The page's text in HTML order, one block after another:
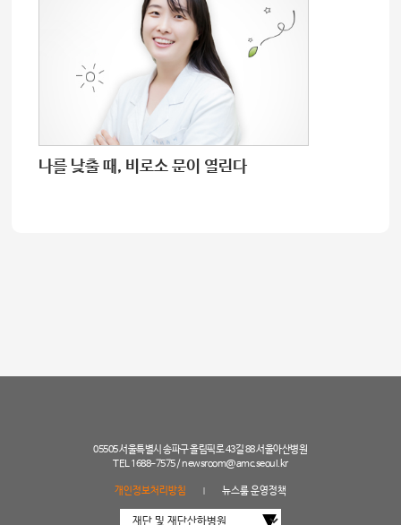
나를 낮출 때, 비로소 문이 열린다
05505 서울특별시 송파구 올림픽로 43길 88 서울아산병원
TEL 1688-7575 /newsroom@amc.seoul.kr
개인정보처리방침 뉴스룸 운영정책